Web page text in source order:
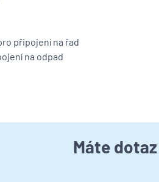
připojení na řad
na odpad
Máte